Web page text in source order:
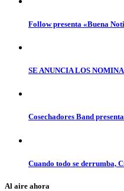
Follow presenta «Buena
SE ANUNCIA LOS
Cosechadores Band
Cuando todo se derrumba,
Al aire ahora